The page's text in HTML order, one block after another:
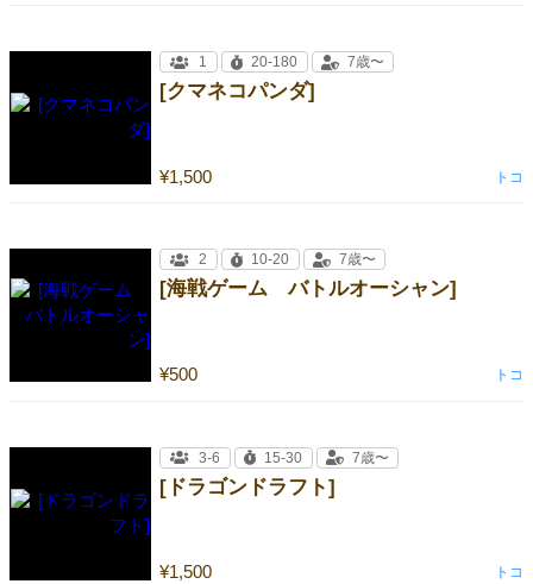
[クマネコパンダ]
¥1,500
1 20-180 7歳〜
トコ
[海戦ゲーム バトルオーシャン]
¥500
2 10-20 7歳〜
トコ
[ドラゴンドラフト]
¥1,500
3-6 15-30 7歳〜
トコ